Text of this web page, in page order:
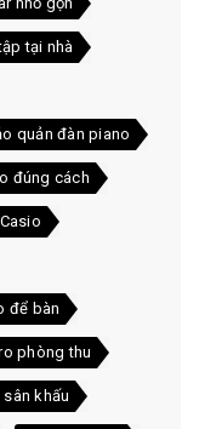
tại nhà
quản đàn piano
đúng cách
Casio
để bàn
phòng thu
khấu